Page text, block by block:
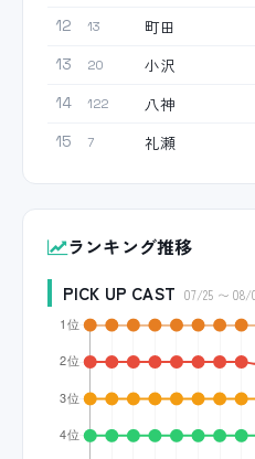
12 13 町田
13 20 小沢
14 122 八神
15 7 礼瀬
ランキング推移
PICK UP CAST 07/25 〜 08/